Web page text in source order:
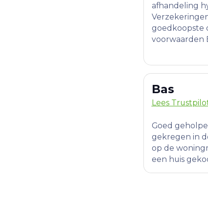
afhandeling
goedkoopste
voorwaarden
Bas
Lees
Goed
gekregen in
op de
een huis